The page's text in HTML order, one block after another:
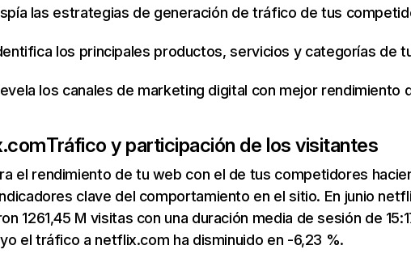
las estrategias de generación de tráfico de tus
los principales productos, servicios y categorías de
los canales de marketing digital con mejor rendimiento
Tráfico y participación de los visitantes
el rendimiento de tu web con el de tus competidores
clave del comportamiento en el sitio. En junio
1261,45 M visitas con una duración media de sesión de
el tráfico a netflix.com ha disminuido en -6,23 %.